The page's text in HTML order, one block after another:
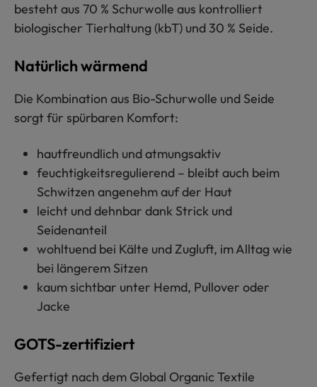
besteht aus 70 % Schurwolle aus kontrolliert
biologischer Tierhaltung (kbT) und 30 % Seide.
Natürlich wärmend
Die Kombination aus Bio-Schurwolle und Seide
sorgt für spürbaren Komfort:
hautfreundlich und atmungsaktiv
feuchtigkeitsregulierend – bleibt auch beim
Schwitzen angenehm auf der Haut
leicht und dehnbar dank Strick und
Seidenanteil
wohltuend bei Kälte und Zugluft, im Alltag wie
bei längerem Sitzen
kaum sichtbar unter Hemd, Pullover oder
Jacke
GOTS-zertifiziert
Gefertigt nach dem Global Organic Textile